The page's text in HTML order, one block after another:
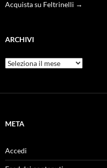
Acquista su Feltrinelli →
ARCHIVI
Archivi
META
Accedi